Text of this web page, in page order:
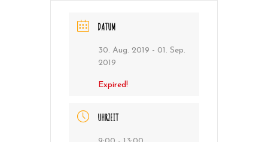
DATUM
30. Aug. 2019 - 01. Sep.
2019
Expired!
UHRZEIT